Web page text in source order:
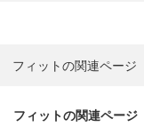
フィットの関連ページ
フィットの関連ページ